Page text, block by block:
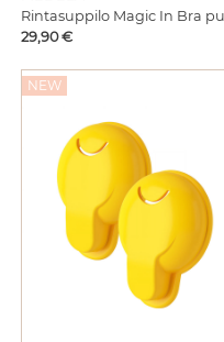
Hinta
29,90 €
NEW